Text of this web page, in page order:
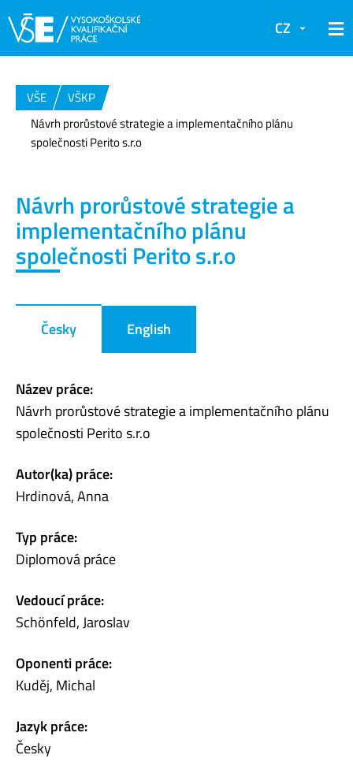
CZ
VŠE
VŠKP
Návrh prorůstové strategie a implementačního plánu
společnosti Perito s.r.o
Návrh prorůstové strategie a
implementačního plánu
společnosti Perito s.r.o
Česky English
Název práce:
Návrh prorůstové strategie a implementačního plánu
společnosti Perito s.r.o
Autor(ka) práce:
Hrdinová, Anna
Typ práce:
Diplomová práce
Vedoucí práce:
Schönfeld, Jaroslav
Oponenti práce:
Kuděj, Michal
Jazyk práce:
Česky